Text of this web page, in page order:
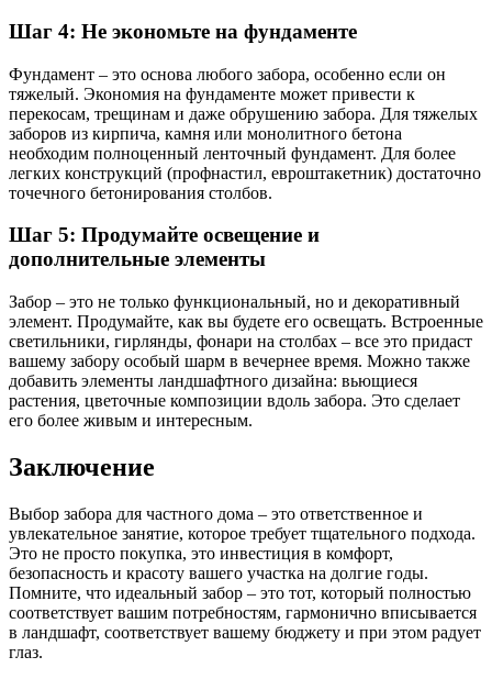
Шаг 4: Не экономьте на фундаменте
Фундамент – это основа любого забора, особенно если он
тяжелый. Экономия на фундаменте может привести к
перекосам, трещинам и даже обрушению забора. Для тяжелых
заборов из кирпича, камня или монолитного бетона
необходим полноценный ленточный фундамент. Для более
легких конструкций (профнастил, евроштакетник) достаточно
точечного бетонирования столбов.
Шаг 5: Продумайте освещение и
дополнительные элементы
Забор – это не только функциональный, но и декоративный
элемент. Продумайте, как вы будете его освещать. Встроенные
светильники, гирлянды, фонари на столбах – все это придаст
вашему забору особый шарм в вечернее время. Можно также
добавить элементы ландшафтного дизайна: вьющиеся
растения, цветочные композиции вдоль забора. Это сделает
его более живым и интересным.
Заключение
Выбор забора для частного дома – это ответственное и
увлекательное занятие, которое требует тщательного подхода.
Это не просто покупка, это инвестиция в комфорт,
безопасность и красоту вашего участка на долгие годы.
Помните, что идеальный забор – это тот, который полностью
соответствует вашим потребностям, гармонично вписывается
в ландшафт, соответствует вашему бюджету и при этом радует
глаз.